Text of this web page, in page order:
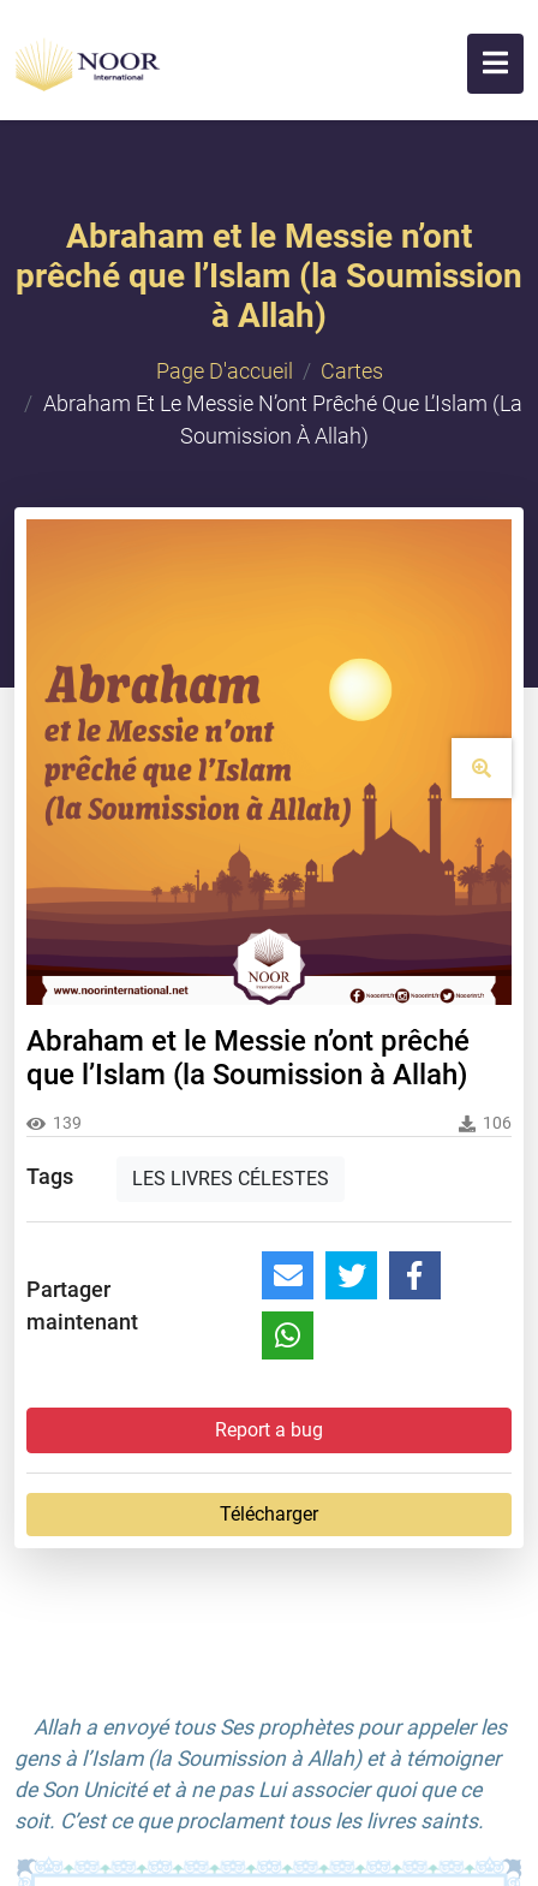
Abraham et le Messie n’ont
prêché que l’Islam (la Soumission
à Allah)
Page D'accueil
Cartes
Abraham Et Le Messie N’ont Prêché Que L’Islam (la
Soumission À Allah)
Abraham et le Messie n’ont prêché
que l’Islam (la Soumission à Allah)
139 106
Tags LES LIVRES CÉLESTES
Partager
maintenant
Report a bug
Télécharger
Allah a envoyé tous Ses prophètes pour appeler les
gens à l’Islam (la Soumission à Allah) et à témoigner
de Son Unicité et à ne pas Lui associer quoi que ce
soit. C’est ce que proclament tous les livres saints.